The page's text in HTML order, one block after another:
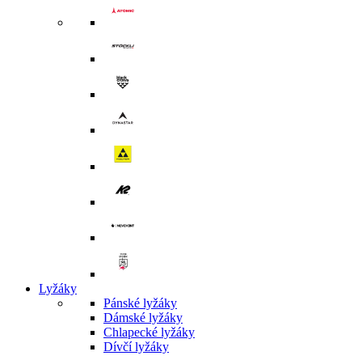
Lyžáky
Pánské lyžáky
Dámské lyžáky
Chlapecké lyžáky
Dívčí lyžáky